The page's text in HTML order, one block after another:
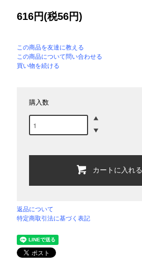
616円(税56円)
この商品を友達に教える
この商品について問い合わせる
買い物を続ける
購入数
カートに入れる
返品について
特定商取引法に基づく表記